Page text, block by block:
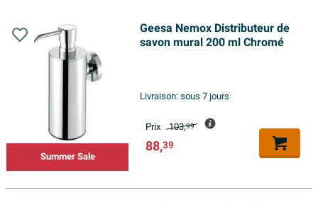
Summer Sale
Geesa Nemox Distributeur de
savon mural 200 ml Chromé
Livraison:sous 7 jours
Prix 103,99
88,39